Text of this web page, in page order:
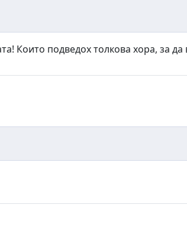
Които подведох толкова хора, за да